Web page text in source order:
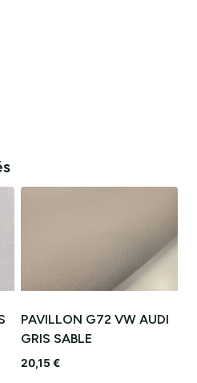
PAVILLON G72 VW AUDI
GRIS SABLE
20,15€